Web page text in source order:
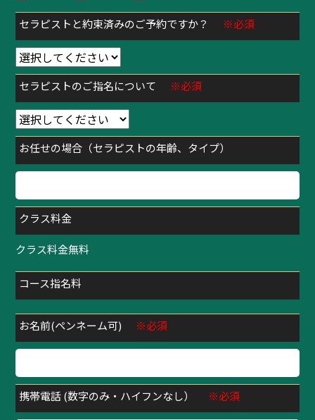
セラピストと約束済みのご予約ですか？ ※必須
セラピストのご指名について ※必須
お任せの場合（セラピストの年齢、タイプ）
クラス料金
クラス料金無料
コース指名料
お名前(ペンネーム可) ※必須
携帯電話 (数字のみ・ハイフンなし） ※必須